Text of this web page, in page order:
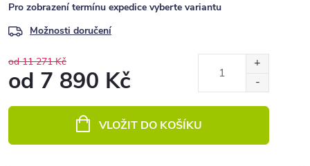
Pro zobrazení termínu expedice vyberte variantu
Možnosti doručení
od 11 271 Kč
od 7 890 Kč
VLOŽIT DO KOŠÍKU